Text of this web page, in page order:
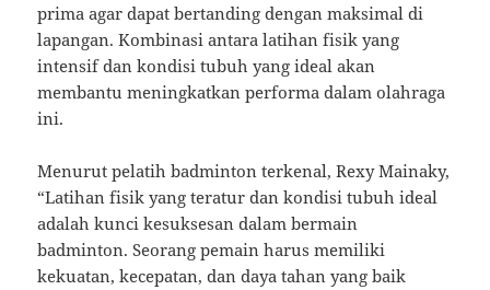
prima agar dapat bertanding dengan maksimal di
lapangan. Kombinasi antara latihan fisik yang
intensif dan kondisi tubuh yang ideal akan
membantu meningkatkan performa dalam olahraga
ini.
Menurut pelatih badminton terkenal, Rexy Mainaky,
“Latihan fisik yang teratur dan kondisi tubuh ideal
adalah kunci kesuksesan dalam bermain
badminton. Seorang pemain harus memiliki
kekuatan, kecepatan, dan daya tahan yang baik